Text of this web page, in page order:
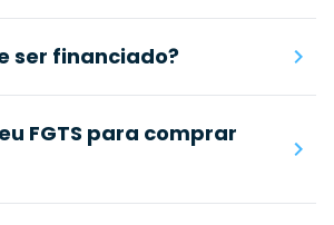
ser financiado?
FGTS para comprar